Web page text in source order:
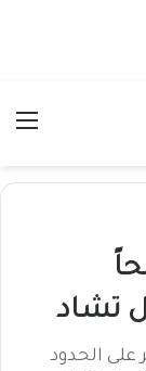
تشاد
على الحدود